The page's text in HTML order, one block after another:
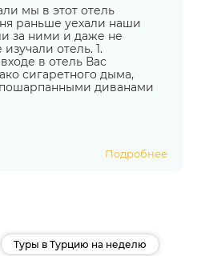
мы в этот отель
раньше уехали наши
за ними и даже не
отель. 1.
в отель Вас
сигаретного дыма,
диванами
Подробнее
Туры в Турцию на неделю